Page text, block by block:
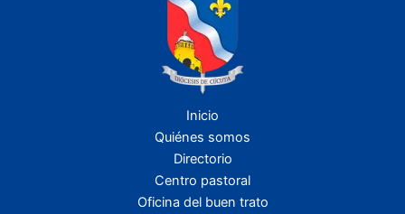
Inicio
Quiénes somos
Directorio
Centro pastoral
Oficina del buen trato